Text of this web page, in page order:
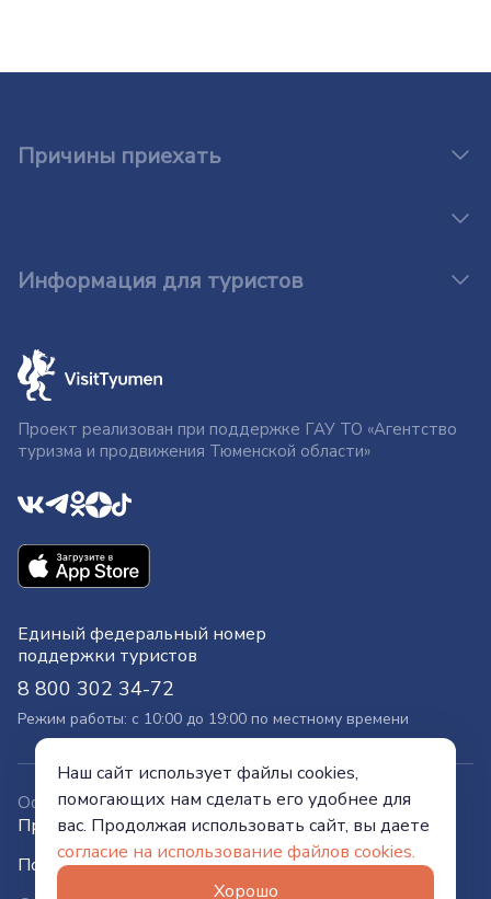
Причины приехать
Информация для туристов
Проект реализован при поддержке ГАУ ТО «Агентство
туризма и продвижения Тюменской области»
Единый федеральный номер
поддержки туристов
8 800 302 34-72
Режим работы: с 10:00 до 19:00 по местному времени
Официальный сайт
Правительства Тюменской области
Политика конфиденциальности
Наш сайт использует файлы cookies,
помогающих нам сделать его удобнее для
вас. Продолжая использовать сайт, вы даете
согласие на использование файлов cookies.
Хорошо